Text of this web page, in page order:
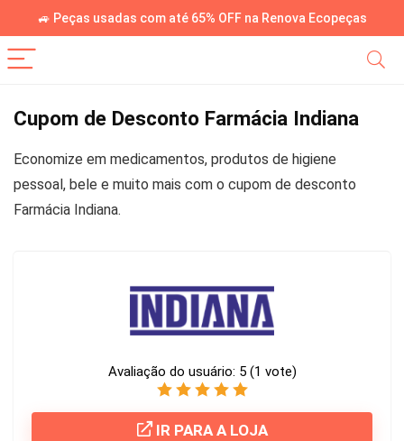
🚙 Peças usadas com até 65% OFF na Renova Ecopeças
Cupom de Desconto Farmácia Indiana
Economize em medicamentos, produtos de higiene
pessoal, bele e muito mais com o cupom de desconto
Farmácia Indiana.
Avaliação do usuário: 5 (1 vote)
IR PARA A LOJA